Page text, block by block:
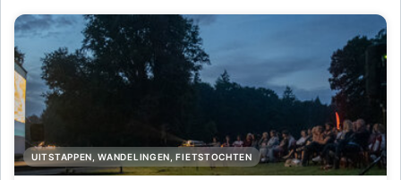
UITSTAPPEN, WANDELINGEN, FIETSTOCHTEN